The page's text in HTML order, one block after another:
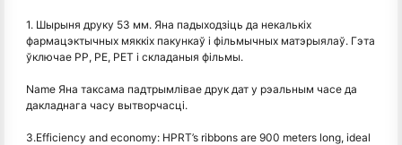
1. Шырыня друку 53 мм. Яна падыходзіць да некалькіх
фармацэктычных мяккіх пакункаў і фільмычных матэрыялаў. Гэта
ўключае PP, PE, PET і складаныя фільмы.
Name Яна таксама падтрымлівае друк дат у рэальным часе да
дакладнага часу вытворчасці.
3.Efficiency and economy: HPRT’s ribbons are 900 meters long, ideal